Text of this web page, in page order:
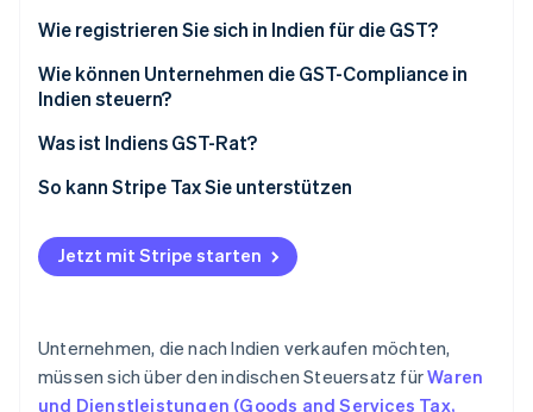
Wie registrieren Sie sich in Indien für die GST?
Wie können Unternehmen die GST-Compliance in
Indien steuern?
Was ist Indiens GST-Rat?
So kann Stripe Tax Sie unterstützen
Jetzt mit Stripe starten
Unternehmen, die nach Indien verkaufen möchten,
müssen sich über den indischen Steuersatz fürWaren
und Dienstleistungen (Goods and Services Tax,